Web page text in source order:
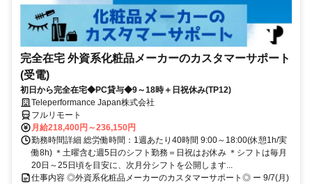
完全在宅 外資系化粧品メーカーのカスタマーサポート
(受電)
初日から完全在宅◆PC貸与◆9～18時＋日祝休み(TP12)
Teleperformance Japan株式会社
フルリモート
月給218,400円～236,150円
勤務時間詳細 総労働時間：1週あたり40時間 9:00～18:00(休憩1h/実
働8h) ＊土曜含む週5日のシフト勤務＝日祝はお休み ＊シフトは毎月
20日～25日頃を目安に、次月分シフトを公開します...
仕事内容 ◎外資系化粧品メーカーのカスタマーサポート◎ ー 9/7(月)